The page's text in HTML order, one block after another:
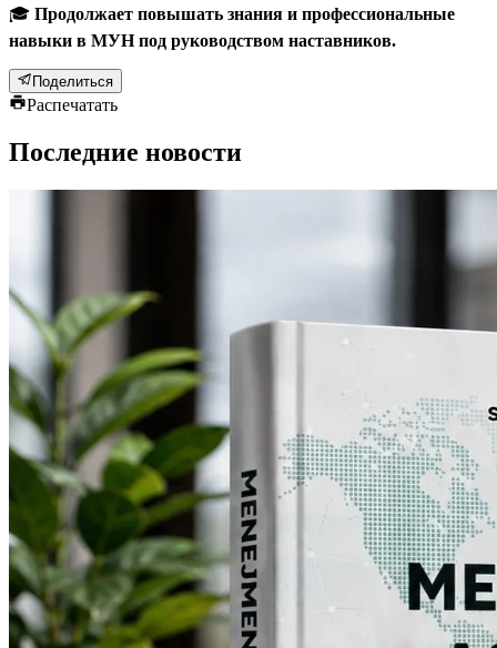
🎓 Продолжает повышать знания и профессиональные
навыки в МУН под руководством наставников.
Поделиться
Распечатать
Последние новости